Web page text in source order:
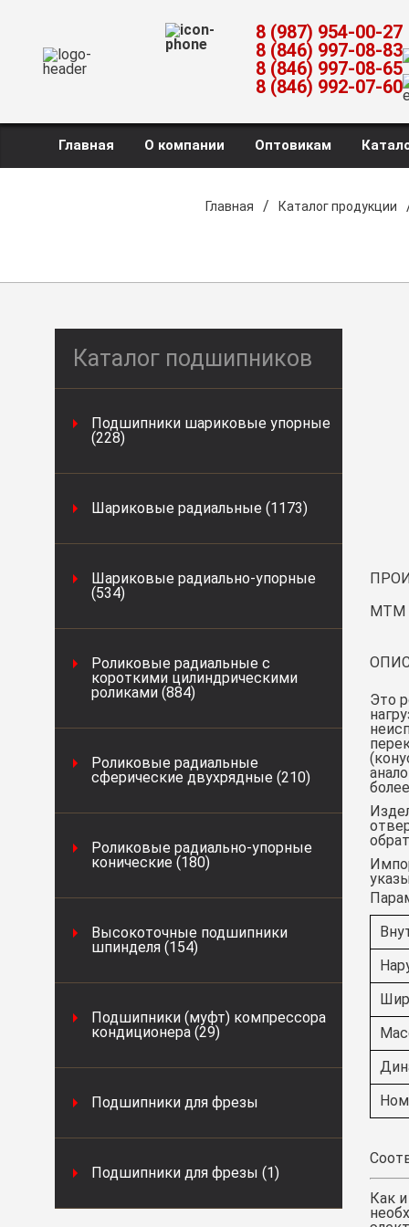
8 (987) 954-00-27
8 (846) 997-08-83
8 (846) 997-08-65
8 (846) 992-07-60
Главная О компании Оптовикам
Главная / Каталог продукции
Каталог подшипников
Подшипники шариковые упорные
(228)
Шариковые радиальные (1173)
Шариковые радиально-упорные
(534)
Роликовые радиальные с
короткими цилиндрическими
роликами (884)
Роликовые радиальные
сферические двухрядные (210)
Роликовые радиально-упорные
конические (180)
Высокоточные подшипники
шпинделя (154)
Подшипники (муфт) компрессора
кондиционера (29)
Подшипники для фрезы
Подшипники для фрезы (1)
MTM
Это
Как